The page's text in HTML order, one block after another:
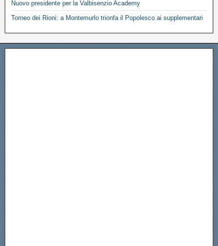
Nuovo presidente per la Valbisenzio Academy
Torneo dei Rioni: a Montemurlo trionfa il Popolesco ai supplementari